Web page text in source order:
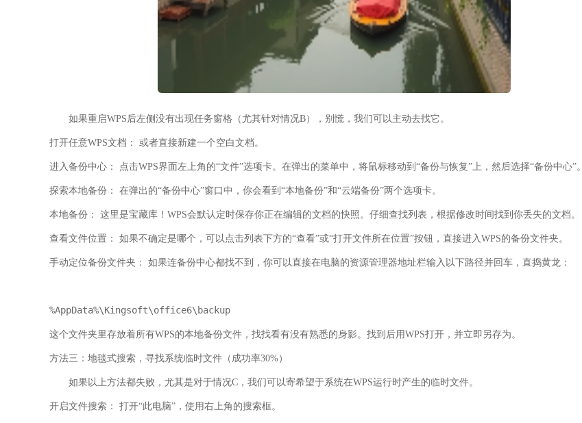
如果重启WPS后左侧没有出现任务窗格（尤其针对情况B），别慌，我们可以主动去找它。
打开任意WPS文档： 或者直接新建一个空白文档。
进入备份中心： 点击WPS界面左上角的“文件”选项卡。在弹出的菜单中，将鼠标移动到“备份与恢复”上，然后选择“备份中心”。
探索本地备份： 在弹出的“备份中心”窗口中，你会看到“本地备份”和“云端备份”两个选项卡。
本地备份： 这里是宝藏库！WPS会默认定时保存你正在编辑的文档的快照。仔细查找列表，根据修改时间找到你丢失的文档。
查看文件位置： 如果不确定是哪个，可以点击列表下方的“查看”或“打开文件所在位置”按钮，直接进入WPS的备份文件夹。
手动定位备份文件夹： 如果连备份中心都找不到，你可以直接在电脑的资源管理器地址栏输入以下路径并回车，直捣黄龙：
%AppData%\Kingsoft\office6\backup
这个文件夹里存放着所有WPS的本地备份文件，找找看有没有熟悉的身影。找到后用WPS打开，并立即另存为。
方法三：地毯式搜索，寻找系统临时文件（成功率30%）
如果以上方法都失败，尤其是对于情况C ，我们可以寄希望于系统在WPS运行时产生的临时文件。
开启文件搜索： 打开“此电脑”，使用右上角的搜索框。